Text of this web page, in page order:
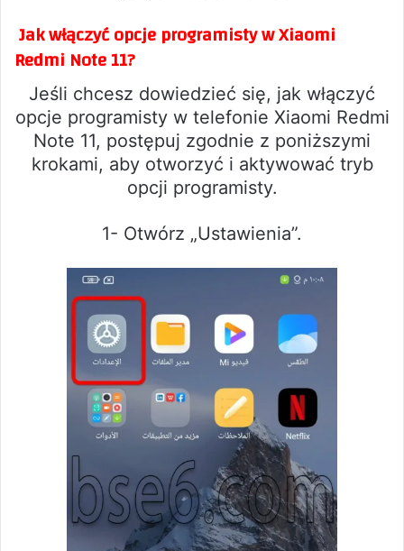
Jak włączyć opcje programisty w Xiaomi
Redmi Note 11?
Jeśli chcesz dowiedzieć się, jak włączyć
opcje programisty w telefonie Xiaomi Redmi
Note 11, postępuj zgodnie z poniższymi
krokami, aby otworzyć i aktywować tryb
opcji programisty.
1- Otwórz „Ustawienia”.